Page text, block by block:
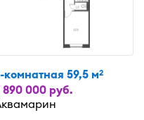
комнатная 59,5 м2
890 000 руб.